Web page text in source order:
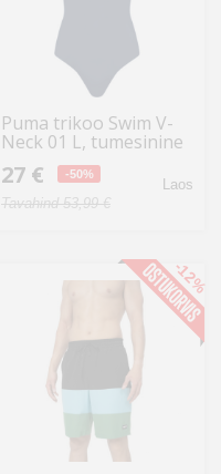
Puma trikoo Swim V-
Neck 01 L, tumesinine
(935086)
27 € -50%
Tavahind 53,99 €
Laos
-12%